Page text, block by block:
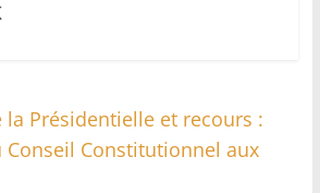
la Présidentielle et recours :
Conseil Constitutionnel aux